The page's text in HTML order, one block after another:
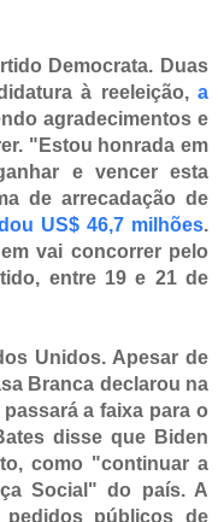
Democrata. Duas
à reeleição, a
agradecimentos e
"Estou honrada em
e vencer esta
de arrecadação de
US$ 46,7 milhões.
vai concorrer pelo
entre 19 e 21 de
Unidos.Apesar de
Branca declarou na
a faixa para o
disse que Biden
como "continuar a
Social" do país. A
públicos de